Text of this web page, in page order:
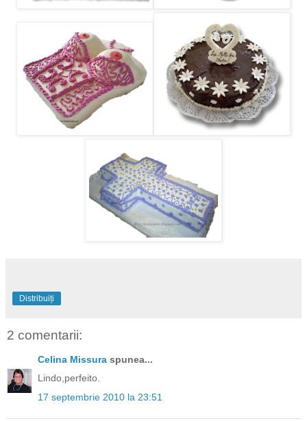
Distribuiți
2 comentarii:
Celina Missura spunea...
Lindo,perfeito.
17 septembrie 2010 la 23:51